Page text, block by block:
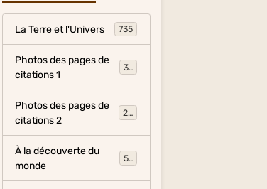
La Terre et l'Univers 735
Photos des pages de
citations 1
317
Photos des pages de
citations 2
281
À la découverte du
monde
54